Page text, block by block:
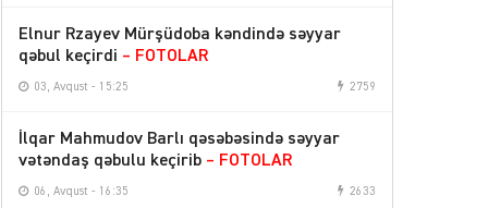
Elnur Rzayev Mürşüdoba kəndində səyyar
qəbul keçirdi – FOTOLAR
03, Avqust - 15:25 2759
İlqar Mahmudov Barlı qəsəbəsində səyyar
vətəndaş qəbulu keçirib – FOTOLAR
06, Avqust - 16:35 2633